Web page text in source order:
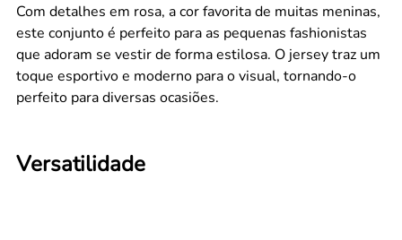
Com detalhes em rosa, a cor favorita de muitas meninas,
este conjunto é perfeito para as pequenas fashionistas
que adoram se vestir de forma estilosa. O jersey traz um
toque esportivo e moderno para o visual, tornando-o
perfeito para diversas ocasiões.
Versatilidade